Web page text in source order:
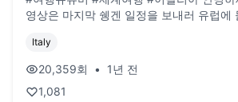
영상은 마지막 쉥겐 일정을 보내러 유럽에
노까지 가서 체크인을 하고 둘러보았는데,
있다가 와서 그런지 모든 것이 다 예쁘고 좋았습니
로드 되는 영상은 작년 여름 영상임을 양해
구독, 댓글, 좋아요도 모두 감사드립니다! / 2022년 3월부터
Italy
20,359회 •
1년 전
1,081